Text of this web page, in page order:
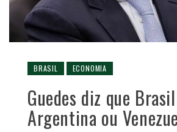
BRASIL ECONOMIA
Guedes diz que
Argentina ou